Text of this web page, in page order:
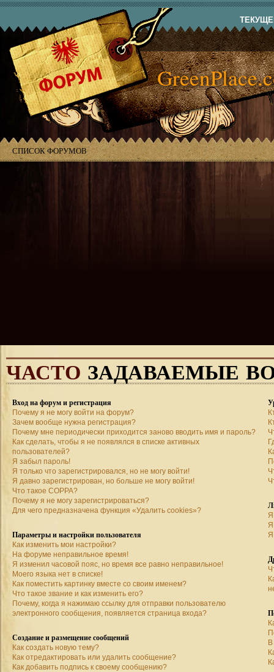
СПИСОК ФОРУМОВ
ЧАСТО ЗАДАВАЕМЫЕ
Вход на форум и регистрация
Почему я не могу войти на форум?
Зачем вообще нужна регистрация?
Почему мне периодически приходится заново вводить имя и пароль?
Как сделать, чтобы я не появлялся в списке активных
пользователей?
Я забыл пароль!
Я только что зарегистрировался, но не могу войти!
Я давно зарегистрирован, но больше не могу войти!
Что такое COPPA?
Почему я не могу зарегистрироваться?
Для чего предназначена функция «Удалить cookies»?
Параметры и настройки пользователя
Как изменить мои настройки?
На форуме неправильное время!
Я изменил часовой пояс, но время все равно неправильное!
Моего языка нет в списке!
Как поместить картинку вместе со своим именем?
Что такое звание и как изменить его?
Почему, когда я нажимаю ссылку для отправки пользователю
электронного сообщения, появляется страница входа?
Создание и размещение сообщений
Как создать новую тему?
Как отредактировать или удалить сообщение?
Как добавить подпись к своему сообщению?
Я
Я
Я